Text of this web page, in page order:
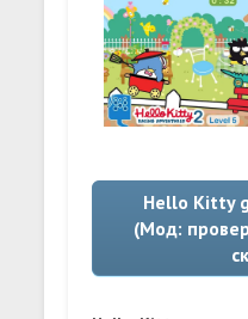
Hello Kitty
(Мод: